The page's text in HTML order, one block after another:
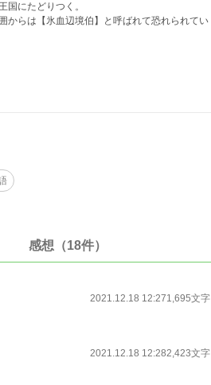
にたどりつく。
からは【氷血辺境伯】と呼ばれて恐れられてい
感想（18件）
2021.12.18 12:271,695文字
2021.12.18 12:282,423文字